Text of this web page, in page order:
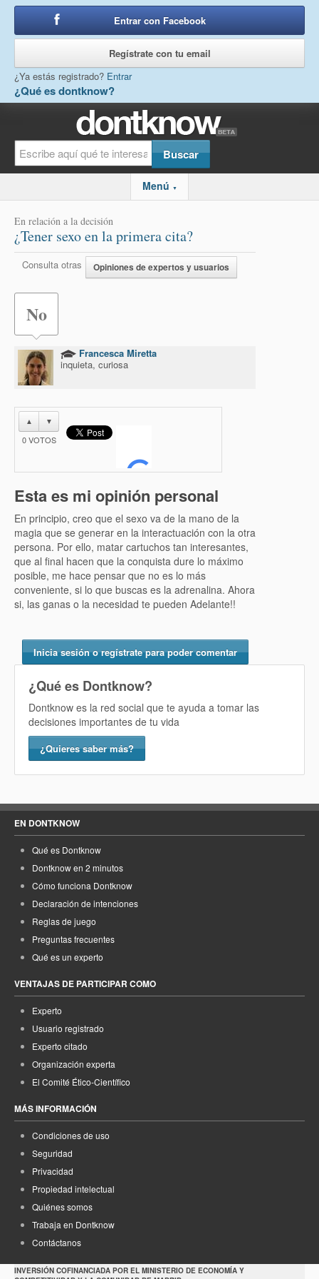
¿Qué es dontknow?
Entrar con Facebook
Regístrate con tu email
¿Ya estás registrado? Entrar
Menú ▼
En relación a la decisión
¿Tener sexo en la primera cita?
Consulta otras Opiniones de expertos y usuarios
No
Francesca Miretta
inquieta, curiosa
▲ ▼
0VOTOS
Esta es mi opinión personal
En principio, creo que el sexo va de la mano de la
magia que se generar en la interactuación con la otra
persona. Por ello, matar cartuchos tan interesantes,
que al final hacen que la conquista dure lo máximo
posible, me hace pensar que no es lo más
conveniente, si lo que buscas es la adrenalina. Ahora
si, las ganas o la necesidad te pueden Adelante!!
Inicia sesión o regístrate para poder comentar
¿Qué es Dontknow?
Dontknow es la red social que te ayuda a tomar las
decisiones importantes de tu vida
¿Quieres saber más?
EN DONTKNOW
Qué es Dontknow
Dontknow en 2 minutos
Cómo funciona Dontknow
Declaración de intenciones
Reglas de juego
Preguntas frecuentes
Qué es un experto
VENTAJAS DE PARTICIPAR COMO
Experto
Usuario registrado
Experto citado
Organización experta
El Comité Ético-Científico
MÁS INFORMACIÓN
Condiciones de uso
Seguridad
Privacidad
Propiedad intelectual
Quiénes somos
Trabaja en Dontknow
Contáctanos
INVERSIÓN COFINANCIADA POR EL MINISTERIO DE ECONOMÍA Y